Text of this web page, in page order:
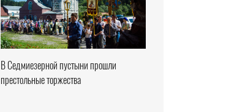
В Седмиезерной пустыни прошли
престольные торжества